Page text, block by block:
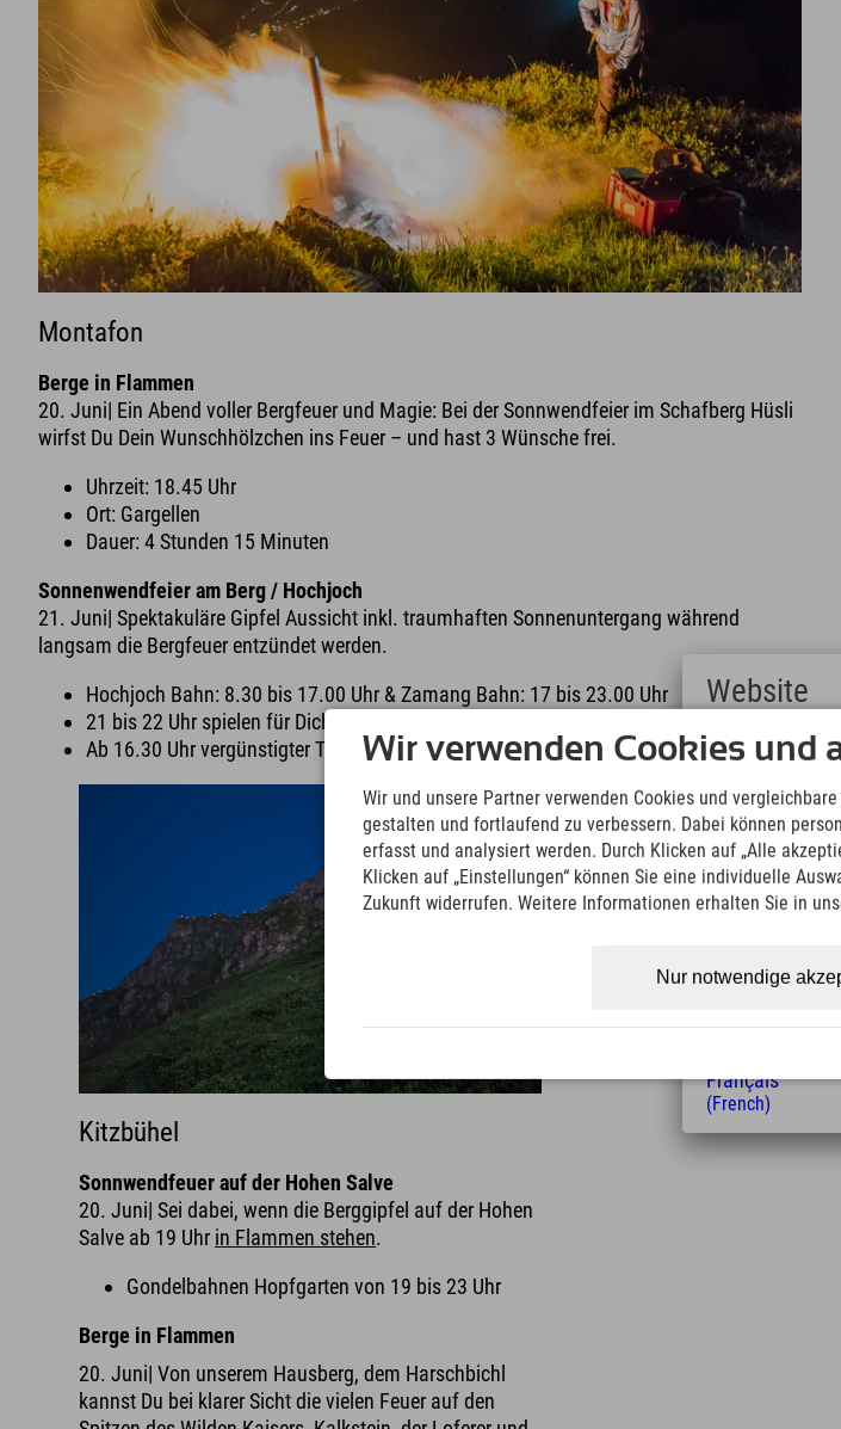
Montafon
Berge in Flammen
20. Juni| Ein Abend voller Bergfeuer und Magie: Bei der Sonnwendfeier im Schafberg Hüsli
wirfst Du Dein Wunschhölzchen ins Feuer – und hast 3 Wünsche frei.
Uhrzeit: 18.45 Uhr
Ort: Gargellen
Dauer: 4 Stunden 15 Minuten
Sonnenwendfeier am Berg / Hochjoch
21. Juni| Spektakuläre Gipfel Aussicht inkl. traumhaften Sonnenuntergang während
langsam die Bergfeuer entzündet werden.
Hochjoch Bahn: 8.30 bis 17.00 Uhr & Zamang Bahn: 17 bis 23.00 Uhr
21 bis 22 Uhr spielen für Dich die Alphornbläser an der Hochjoch Bahn Bergstation
Ab 16.30 Uhr vergünstigter Tarif 15 €
Kitzbühel
Sonnwendfeuer auf der Hohen Salve
20. Juni| Sei dabei, wenn die Berggipfel auf der Hohen
Salve ab 19 Uhr in Flammen stehen.
Gondelbahnen Hopfgarten von 19 bis 23 Uhr
Berge in Flammen
20. Juni| Von unserem Hausberg, dem Harschbichl
kannst Du bei klarer Sicht die vielen Feuer auf den
Wir verwenden Cookies und
Wir und unsere Partner verwenden Cookies und
gestalten und fortlaufend zu verbessern. Dabei können
erfasst und analysiert werden. Durch Klicken auf „Alle
Klicken auf „Einstellungen“ können Sie eine individuelle
Zukunft widerrufen. Weitere Informationen erhalten Sie in
Nur notwendige
Website
Deutsch
(German)
English
(English)
Italiano
(Italian)
Čeština
(Czech)
Magyar
Nederlands
Français
(French)